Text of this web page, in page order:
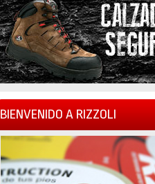
BIENVENIDO A RIZZOLI